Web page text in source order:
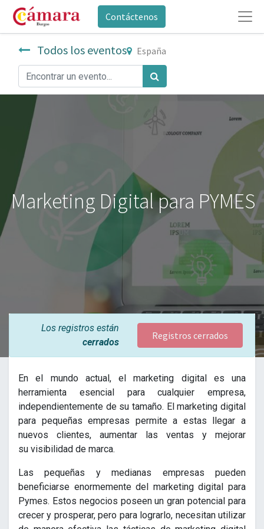
Contáctenos
Todos los eventos España
Marketing Digital para PYMES
Los registros están
cerrados
Registros cerrados
En el mundo actual, el marketing digital es una
herramienta esencial para cualquier empresa,
independientemente de su tamaño. El marketing digital
para pequeñas empresas permite a estas llegar a
nuevos clientes, aumentar las ventas y mejorar
su visibilidad de marca.
Las pequeñas y medianas empresas pueden
beneficiarse enormemente del marketing digital para
Pymes. Estos negocios poseen un gran potencial para
crecer y prosperar, pero para lograrlo, necesitan utilizar